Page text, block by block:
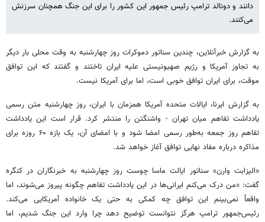
دانند و دونالد ترامپ رئیس جمهور این کشور را برای این جنگ همچنان سرزنش
می‌کنند.
به گزارش خبرآنلاین، چندین سناتور دموکرات روز چهارشنبه به وقت محلی بار دیگر
به تجاوز آمریکا و رژیم صهیونیستی علیه ایران تاختند و گفتند که این توافق
موقت، برای ایران توافق خوبی است، اما برای آمریکا نیست.
به گزارش ایرنا، ایالات متحده آمریکا همزمان با ایران، روز چهارشنبه متن رسمی
یادداشت تفاهم میان تهران - واشنگتن را منتشر کرد. قرار است این یادداشت
تفاهم روز جمعه به‌طور رسمی امضا شود و با امضای آن، یک بازه ۶۰ روزه برای
مذاکره درباره مفاد نهایی توافق آغاز خواهد شد.
«الیزابت وارن» سناتور ایالت ماسا چوست روز چهارشنبه به خبرنگاران در کنگره
گفت: «من درک می‌کنم ایرانی‌ها در این یادداشت تفاهم چگونه پیروز می‌شوند، اما
واقعاً نمی‌بینم این توافق چه کمکی به حتی یک خانواده آمریکایی می‌کند.
رئیس‌جمهور ترامپ هرگز نتوانست توضیح دهد چرا وارد این جنگ شدیم، اما